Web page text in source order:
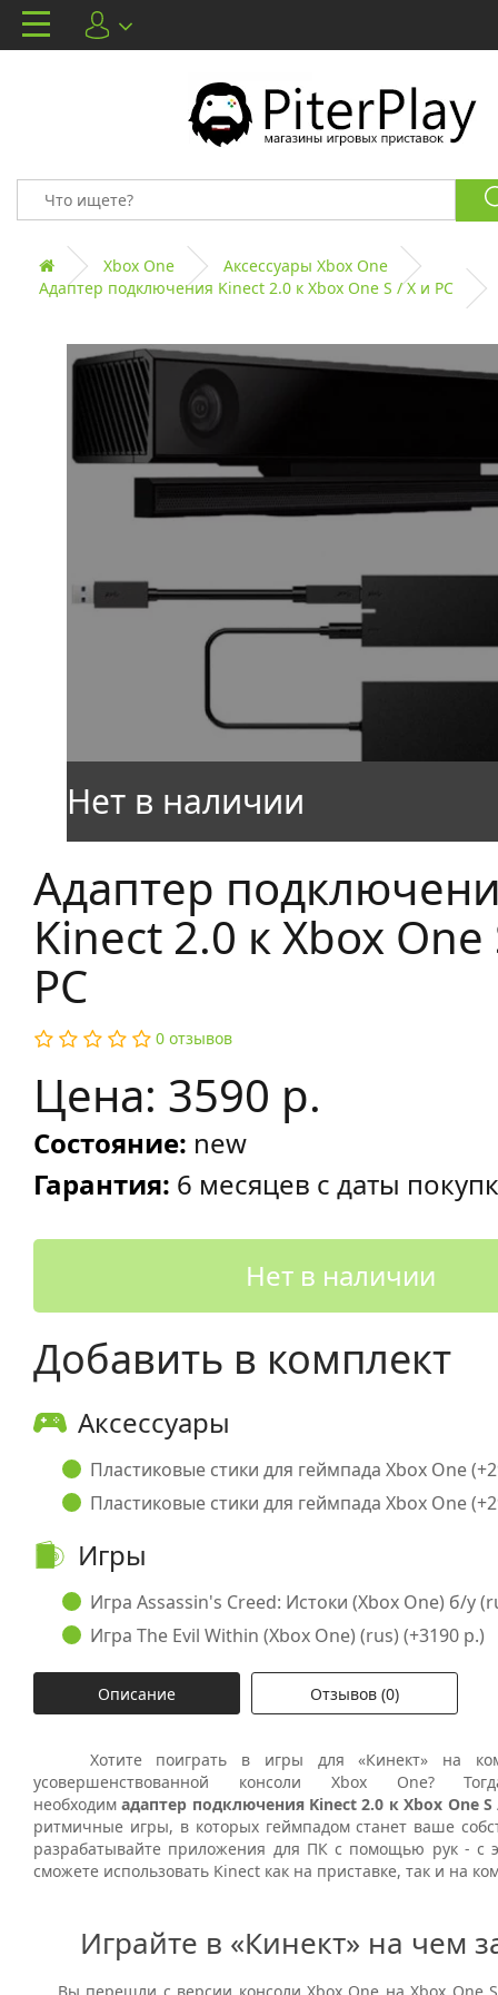
Xbox One
Аксессуары Xbox One
Адаптер подключения Kinect 2.0 к Xbox One S / X и PC
Адаптер
Kinect 2.0 к Xbox One
PC
0 отзывов
Цена: 3590 р.
Состояние: new
Гарантия: 6 месяцев с даты
Нет в наличии
Добавить в комплект
Аксессуары
Пластиковые стики для геймпада Xbox One
Пластиковые стики для геймпада Xbox One
Игры
Игра Assassin's Creed: Истоки (Xbox One) б/у
Игра The Evil Within (Xbox One) (rus) (+3190 р.)
Описание Отзывов (0)
Хотите поиграть в игры для «Кинект» на
усовершенствованной консоли Xbox One?
необходимадаптер подключения Kinect 2.0 к Xbox One S
ритмичные игры, в которых геймпадом станет ваше
разрабатывайте приложения для ПК с помощью рук - с
сможете использовать Kinect как на приставке, так и на
Играйте в «Кинект» на чем